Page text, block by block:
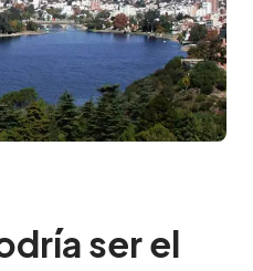
ser el